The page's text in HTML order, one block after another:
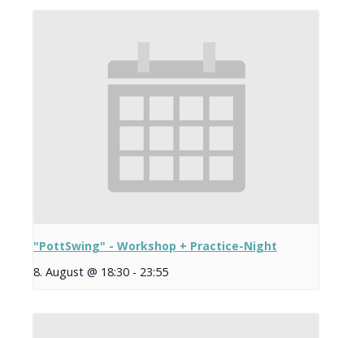
"PottSwing" - Workshop + Practice-Night
8. August @ 18:30 - 23:55